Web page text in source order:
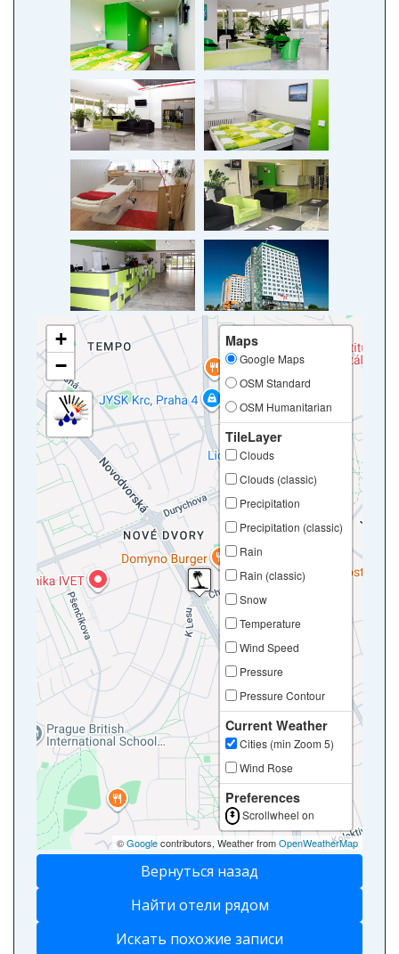
+
−
Maps
Google Maps
OSM Standard
OSM Humanitarian
TileLayer
Clouds
Clouds (classic)
Precipitation
Precipitation (classic)
Rain
Rain (classic)
Snow
Temperature
Wind Speed
Pressure
Pressure Contour
Current Weather
Cities (min Zoom 5)
Wind Rose
Preferences
Scrollwheel on
©Googlecontributors, Weather fromOpenWeatherMap
Вернуться назад
Найти отели рядом
Искать похожие записи